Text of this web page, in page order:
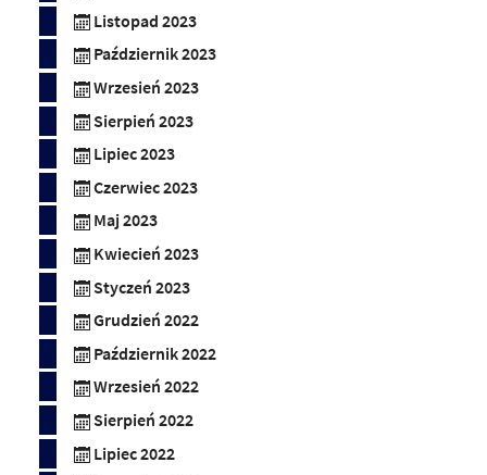
Listopad 2023
Październik 2023
Wrzesień 2023
Sierpień 2023
Lipiec 2023
Czerwiec 2023
Maj 2023
Kwiecień 2023
Styczeń 2023
Grudzień 2022
Październik 2022
Wrzesień 2022
Sierpień 2022
Lipiec 2022